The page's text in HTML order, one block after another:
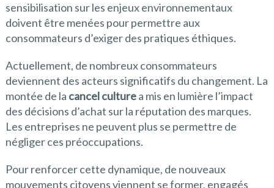
sensibilisation sur les enjeux environnementaux
doivent être menées pour permettre aux
consommateurs d’exiger des pratiques éthiques.
Actuellement, de nombreux consommateurs
deviennent des acteurs significatifs du changement. La
montée de la cancel culturea mis en lumière l’impact
des décisions d’achat sur la réputation des marques.
Les entreprises ne peuvent plus se permettre de
négliger ces préoccupations.
Pour renforcer cette dynamique, de nouveaux
mouvements citoyens viennent se former, engagés